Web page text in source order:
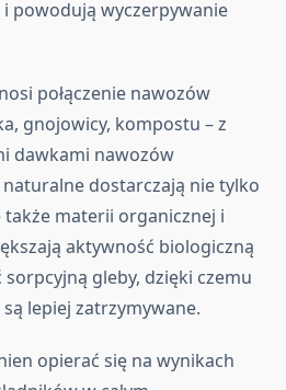
powodują wyczerpywanie
połączenie nawozów
gnojowicy, kompostu – z
dawkami nawozów
dostarczają nie tylko
materii organicznej i
aktywność biologiczną
gleby, dzięki czemu
lepiej zatrzymywane.
opierać się na wynikach